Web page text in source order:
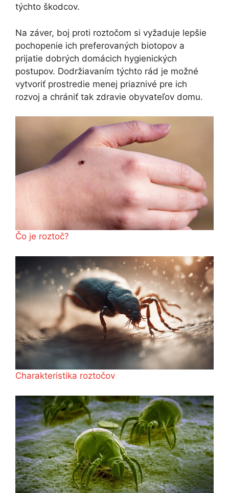
týchto škodcov.
Na záver, boj proti roztočom si vyžaduje lepšie
pochopenie ich preferovaných biotopov a
prijatie dobrých domácich hygienických
postupov. Dodržiavaním týchto rád je možné
vytvoriť prostredie menej priaznivé pre ich
rozvoj a chrániť tak zdravie obyvateľov domu.
Čo je roztoč?
Charakteristika roztočov